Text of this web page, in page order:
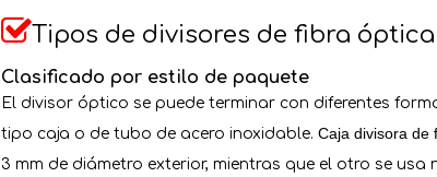
Tipos de divisores de fibra óptica
Clasificado por estilo de paquete
El divisor óptico se puede terminar con diferentes
tipo caja o de tubo de acero inoxidable. Caja divisora ​​de
3 mm de diámetro exterior, mientras que el otro se